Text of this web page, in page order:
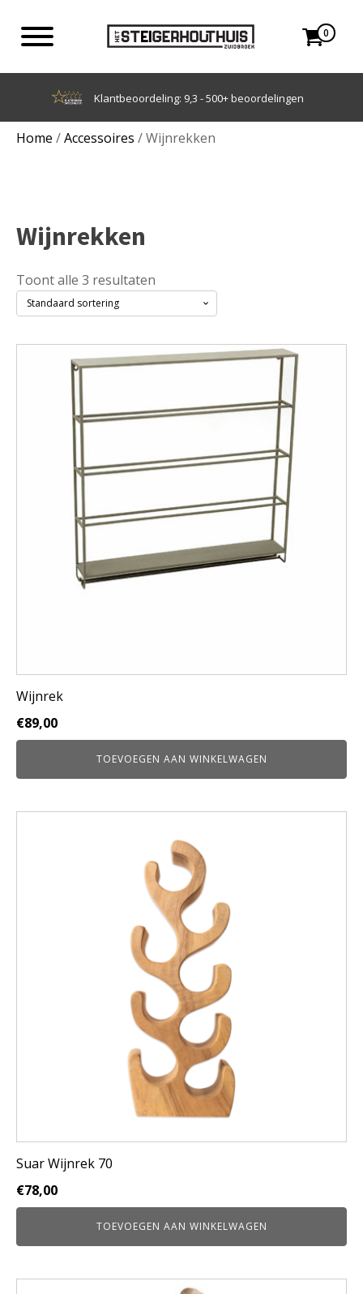
0
Achteraf betalen met Klarna
Home /Accessoires / Wijnrekken
Wijnrekken
Toont alle 3 resultaten
Wijnrek
€89,00
TOEVOEGEN AAN WINKELWAGEN
Suar Wijnrek 70
€78,00
TOEVOEGEN AAN WINKELWAGEN